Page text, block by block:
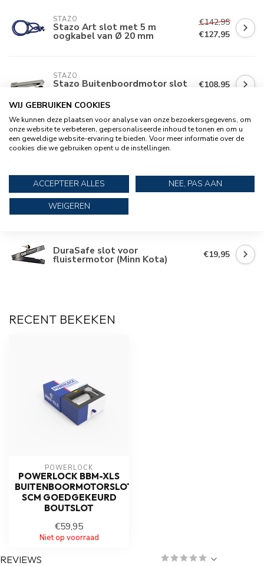
STAZO
Stazo Art slot met 5 m
oogkabel van Ø 20 mm
€142,95
€127,95
STAZO
Stazo Buitenboordmotor slot €108,95
STAZO
Stazo Smartlock
buitenboordmotor slot met
2,5 m lassokabel van Ø 20 mm
€214,95
STAZO
Stazo Smartlock
buitenboordmotor slot met 5
m lasso kabel van Ø 20 mm
€234,95
DuraSafe slot voor
fluistermotor (Minn Kota) €19,95
RECENT BEKEKEN
POWERLOCK
POWERLOCK BBM-XLS
BUITENBOORMOTORSLOT
SCM GOEDGEKEURD
BOUTSLOT
€59,95
Niet op voorraad
REVIEWS
WIJ GEBRUIKEN COOKIES
We kunnen deze plaatsen voor analyse van onze bezoekersgegevens, om
onze website te verbeteren, gepersonaliseerde inhoud te tonen en om u
een geweldige website-ervaring te bieden. Voor meer informatie over de
cookies die we gebruiken opent u de instellingen.
ACCEPTEER ALLES
NEE, PAS AAN
WEIGEREN